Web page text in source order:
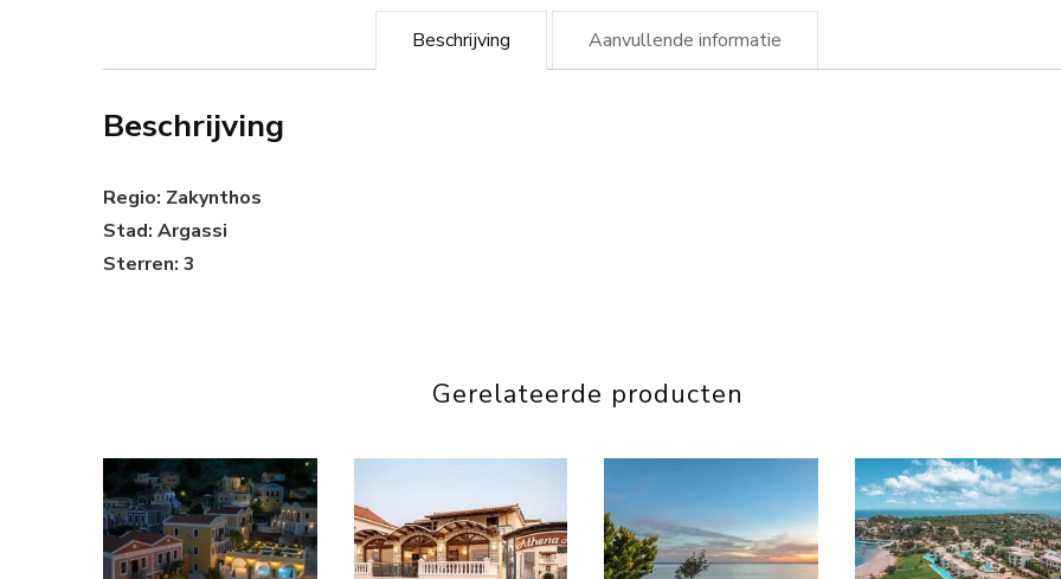
Beschrijving Aanvullende informatie
Beschrijving
Regio: Zakynthos
Stad: Argassi
Sterren: 3
Gerelateerde producten